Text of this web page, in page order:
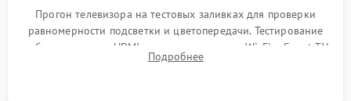
Прогон телевизора на тестовых заливках для проверки
равномерности подсветки и цветопередачи. Тестирование
работы разъемов HDMI, динамиков, модуля Wi-Fi и Smart TV
в рабочем режиме в течение нескольких часов.
Подробнее